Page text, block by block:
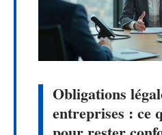
Obligations
entreprises : ce